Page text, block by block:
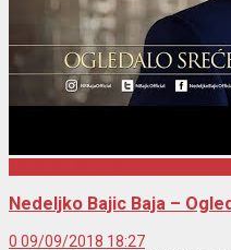
Nedeljko Bajic Baja –
0 09/09/2018 18:27